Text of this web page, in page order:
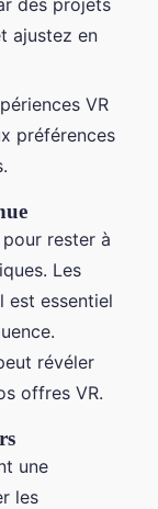
des projets
ajustez en
VR
préférences
rester à
Les
est essentiel
révéler
offres VR.
une
les